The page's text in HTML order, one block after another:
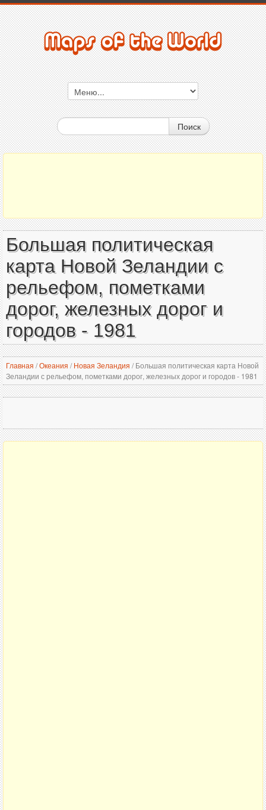
Поиск
Большая политическая
карта Новой Зеландии с
рельефом, пометками
дорог, железных дорог и
городов - 1981
Главная /Океания / Новая Зеландия /Большая политическая карта Новой
Зеландии с рельефом, пометками дорог, железных дорог и городов - 1981